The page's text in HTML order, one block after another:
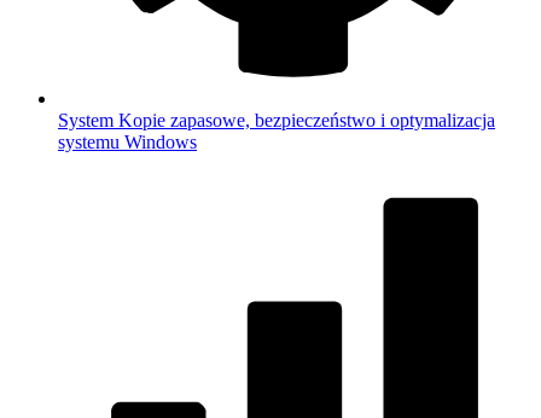
System Kopie zapasowe, bezpieczeństwo i optymalizacja
systemu Windows